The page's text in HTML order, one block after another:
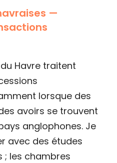
—
Havre traitent
lorsque des
avoirs se trouvent
anglophones. Je
avec des études
; les chambres